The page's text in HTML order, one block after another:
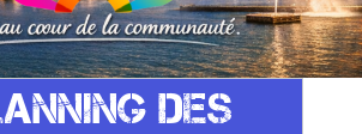
DEs